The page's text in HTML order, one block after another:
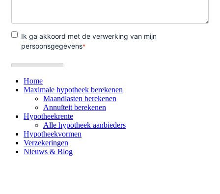
Home
Maximale hypotheek berekenen
Maandlasten berekenen
Annuïteit berekenen
Hypotheekrente
Alle hypotheek aanbieders
Hypotheekvormen
Verzekeringen
Nieuws & Blog